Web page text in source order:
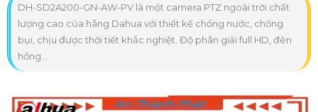
DH-SD2A200-GN-AW-PV là một camera PTZ ngoài trời chất
lượng cao của hãng Dahua với thiết kế chống nước, chống
bụi, chịu được thời tiết khắc nghiệt. Độ phân giải full HD, đèn
hồng...